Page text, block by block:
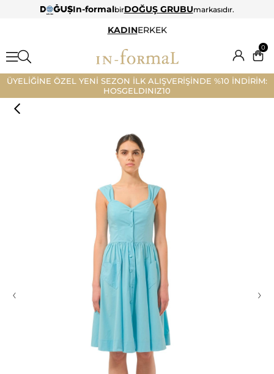
In-formalbirDOĞUŞ GRUBUmarkasıdır.
KADINERKEK
0
ÜYELİĞİNE ÖZEL YENİ SEZON İLK ALIŞVERİŞİNDE %10 İNDİRİM:
HOSGELDINIZ10
‹ ›